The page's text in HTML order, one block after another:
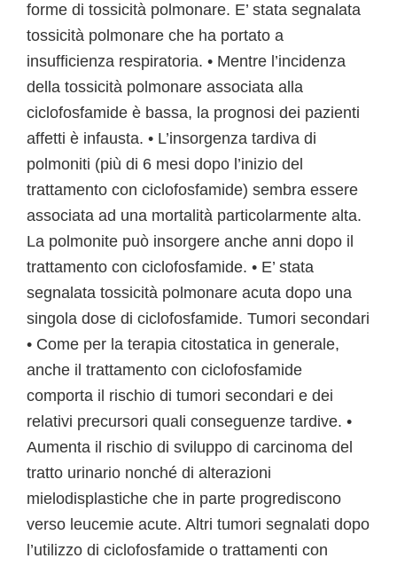
forme di tossicità polmonare. E’ stata segnalata
tossicità polmonare che ha portato a
insufficienza respiratoria. • Mentre l’incidenza
della tossicità polmonare associata alla
ciclofosfamide è bassa, la prognosi dei pazienti
affetti è infausta. • L’insorgenza tardiva di
polmoniti (più di 6 mesi dopo l’inizio del
trattamento con ciclofosfamide) sembra essere
associata ad una mortalità particolarmente alta.
La polmonite può insorgere anche anni dopo il
trattamento con ciclofosfamide. • E’ stata
segnalata tossicità polmonare acuta dopo una
singola dose di ciclofosfamide. Tumori secondari
• Come per la terapia citostatica in generale,
anche il trattamento con ciclofosfamide
comporta il rischio di tumori secondari e dei
relativi precursori quali conseguenze tardive. •
Aumenta il rischio di sviluppo di carcinoma del
tratto urinario nonché di alterazioni
mielodisplastiche che in parte progrediscono
verso leucemie acute. Altri tumori segnalati dopo
l’utilizzo di ciclofosfamide o trattamenti con